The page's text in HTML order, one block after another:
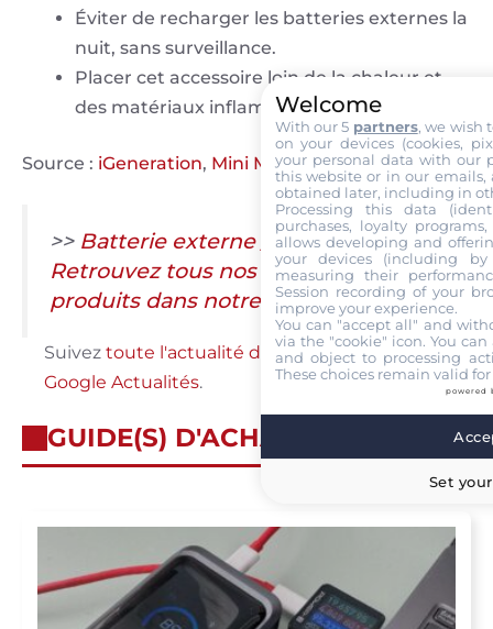
Éviter de recharger les batteries externes la
nuit, sans surveillance.
Placer cet accessoire loin de la chaleur et
des matériaux inflammables.
Source : iGeneration, Mini Machines
>> Batterie externe / Power Bank :
Retrouvez tous nos tests et fiches
produits dans notre comparatif 2026
Suivez toute l'actualité de Labo Maison sur
Google Actualités.
GUIDE(S) D'ACHAT
Welcome
With our 5 partners, we wish
on your devices (cookies,
your personal data with our
this website or in our emails,
obtained later, including in
Processing this data
purchases, loyalty
allows developing and
your devices (including
measuring their
Session recording of your
improve your experience.
You can "accept all" and
via the "cookie" icon. You
and object to processing
These choices remain valid
powered
Set